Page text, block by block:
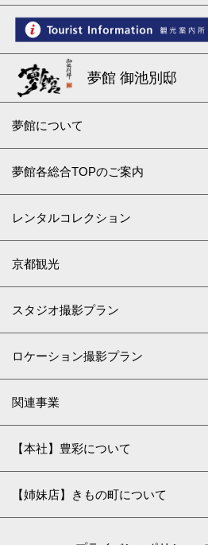
夢館 御池別邸
夢館について
夢館各総合TOPのご案内
レンタルコレクション
京都観光
スタジオ撮影プラン
ロケーション撮影プラン
関連事業
【本社】豊彩について
【姉妹店】きもの町について